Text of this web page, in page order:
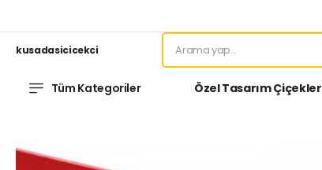
kusadasicicekci
Tüm Kategoriler Özel Tasarım Çiçekler